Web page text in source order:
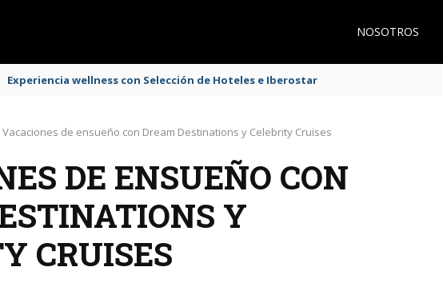
NOSOTROS
Experiencia wellness con Selección de Hoteles e Iberostar
Vacaciones de ensueño con Dream Destinations y Celebrity Cruises
DE ENSUEÑO CON
Y
CRUISES